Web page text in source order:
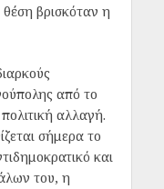
βρισκόταν η
από το
αλλαγή.
σήμερα το
και
του, η